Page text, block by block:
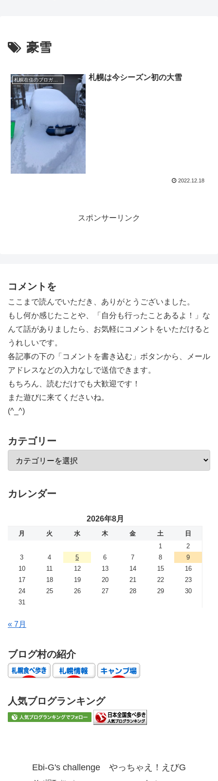
豪雪
札幌在住のブロガーえびGのブログ（徒然） 札幌は今シーズン初の大雪
2022.12.18
スポンサーリンク
コメントを
ここまで読んでいただき、ありがとうございました。
もし何か感じたことや、「自分も行ったことあるよ！」な
んて話がありましたら、お気軽にコメントをいただけると
うれしいです。
各記事の下の「コメントを書き込む」ボタンから、メール
アドレスなどの入力なしで送信できます。
もちろん、読むだけでも大歓迎です！
また遊びに来てくださいね。
(^_^)
カテゴリー
カレンダー
2026年8月
月 火 水 木 金 土
日
1
2
3
4 5 6 7 8
9
10
11 12 13 14 15
16
17
18 19 20 21 22
23
24
25 26 27 28 29
30
31
« 7月
ブログ村の紹介
人気ブログランキング
Ebi-G's challenge やっちゃえ！えびG